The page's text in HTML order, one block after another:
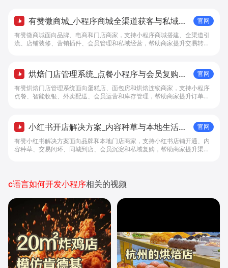
有赞微商城_小程序商城全渠道获客与私域复
购工具 - 做生意, 找有赞
官网
有赞微商城面向品牌、电商和门店商家，支持小程序商城搭建、全渠道引
流、店铺装修、营销插件、会员管理和私域经营，帮助商家提升交易转化
烘焙门店管理系统_点餐小程序与会员复购工
具 - 做生意, 找有赞
官网
有赞烘焙门店管理系统面向蛋糕店、面包房和烘焙连锁商家，支持小程序
点餐、智能收银、外卖配送、会员运营和库存管理，帮助商家提升订单转
小红书开店解决方案_内容种草与本地生活转
化工具 - 做生意, 找有赞
官网
有赞小红书解决方案面向品牌和本地门店商家，支持小红书店铺开通、内
容种草、交易闭环、同城到店、会员沉淀和私域复购，帮助商家提升渠道
c语言如何开发小程序相关的视频